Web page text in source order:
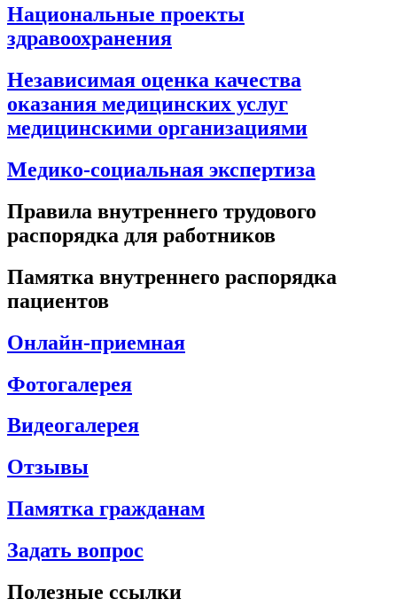
Национальные проекты
здравоохранения
Независимая оценка качества
оказания медицинских услуг
медицинскими организациями
Медико-социальная экспертиза
Правила внутреннего трудового
распорядка для работников
Памятка внутреннего распорядка
пациентов
Онлайн-приемная
Фотогалерея
Видеогалерея
Отзывы
Памятка гражданам
Задать вопрос
Полезные ссылки